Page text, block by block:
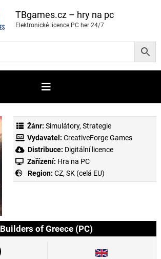
TBgames.cz – hry na pc
Elektronické licence PC her 24/7
Žánr: Simulátory, Strategie
Vydavatel: CreativeForge Games
Distribuce: Digitální licence
Zařízení: Hra na PC
Region: CZ, SK (celá EU)
Builders of Greece (PC)